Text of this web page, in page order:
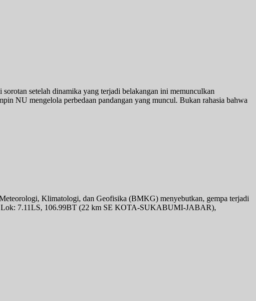
setelah dinamika yang terjadi belakangan ini memunculkan
NU mengelola perbedaan pandangan yang muncul. Bukan rahasia bahwa
Klimatologi, dan Geofisika (BMKG) menyebutkan, gempa terjadi
Lok: 7.11LS, 106.99BT (22 km SE KOTA-SUKABUMI-JABAR),